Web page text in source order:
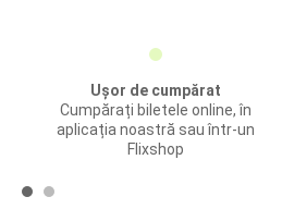
Ușor de cumpărat
Cumpărați biletele online, în
aplicația noastră sau într-un
Flixshop